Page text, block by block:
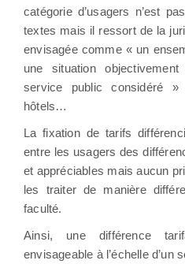
catégorie d’usagers n’est
textes mais il ressort de la
envisagée comme « un
une situation
service public considéré »
hôtels…
La fixation de tarifs
entre les usagers des
et appréciables mais aucun
les traiter de manière
faculté.
Ainsi, une différence
envisageable à l’échelle d’un